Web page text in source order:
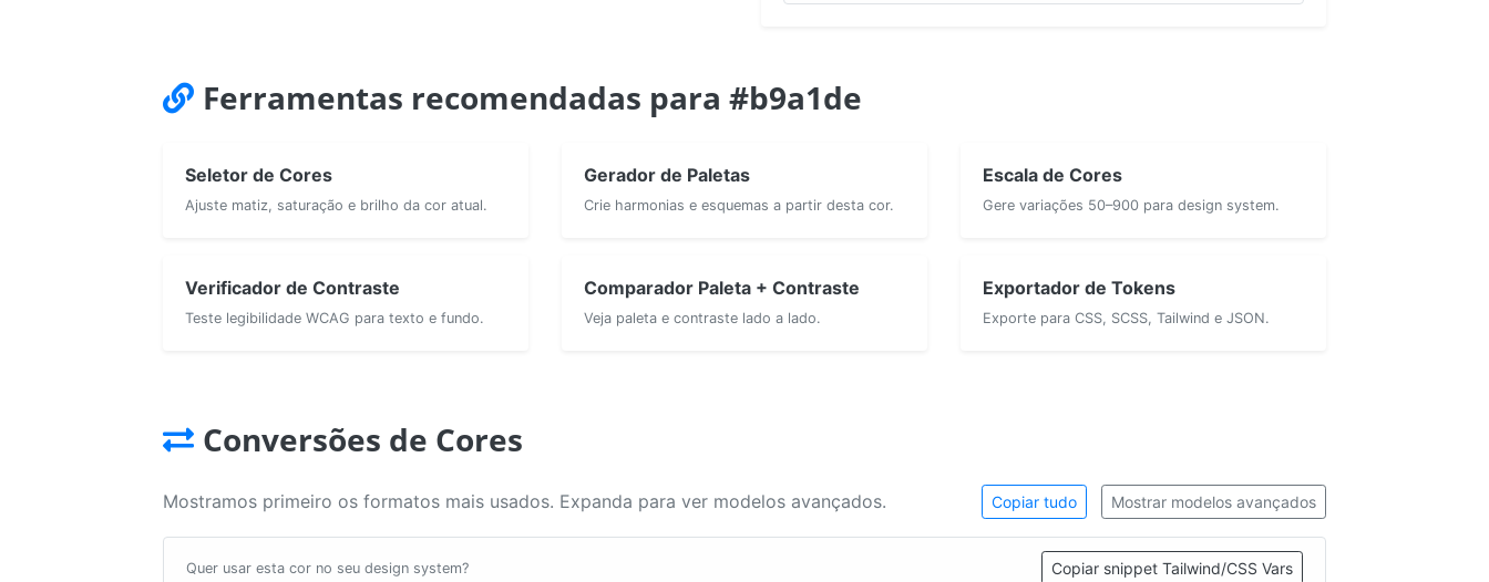
Ferramentas recomendadas para #b9a1de
Seletor de Cores
Ajuste matiz, saturação e brilho da cor atual.
Gerador de Paletas
Crie harmonias e esquemas a partir desta cor.
Escala de Cores
Gere variações 50–900 para design system.
Verificador de Contraste
Teste legibilidade WCAG para texto e fundo.
Comparador Paleta + Contraste
Veja paleta e contraste lado a lado.
Exportador de Tokens
Exporte para CSS, SCSS, Tailwind e JSON.
Conversões de Cores
Mostramos primeiro os formatos mais usados. Expanda para ver modelos avançados. Copiar tudo Mostrar modelos avançados
Quer usar esta cor no seu design system? Copiar snippet Tailwind/CSS Vars